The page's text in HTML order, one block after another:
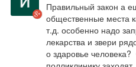
Правильный закон а
общественные места
т.д. особенно надо
лекарства и звери
о здаровье